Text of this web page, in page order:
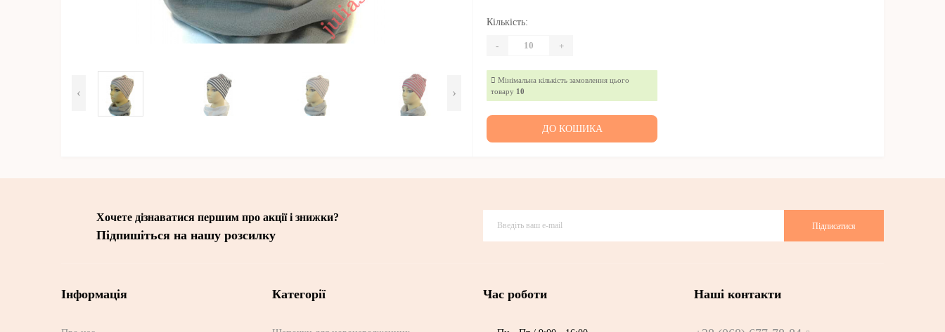
‹ ›
Кількість:
- +
Мінімальна кількість замовлення цього
товару 10
ДО КОШИКА
Хочете дізнаватися першим про акції і знижки?
Підпишіться на нашу розсилку
Підписатися
Інформація Категорії Час роботи Наші контакти